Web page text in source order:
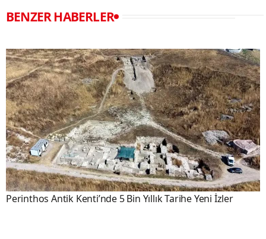
BENZER HABERLER
Perinthos Antik Kenti’nde 5 Bin Yıllık Tarihe Yeni İzler